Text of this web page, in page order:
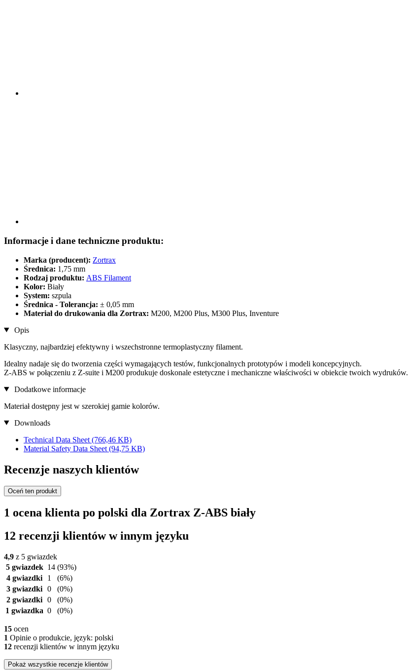
Informacje i dane techniczne produktu:
Marka (producent): Zortrax
Średnica: 1,75 mm
Rodzaj produktu: ABS Filament
Kolor: Biały
System: szpula
Średnica - Tolerancja: ± 0,05 mm
Materiał do drukowania dla Zortrax: M200, M200 Plus, M300 Plus, Inventure
Opis
Klasyczny, najbardziej efektywny i wszechstronne termoplastyczny filament.
Idealny nadaje się do tworzenia części wymagających testów, funkcjonalnych prototypów i modeli koncepcyjnych.
Z-ABS w połączeniu z Z-suite i M200 produkuje doskonale estetyczne i mechaniczne właściwości w obiekcie twoich wydruków.
Dodatkowe informacje
Materiał dostępny jest w szerokiej gamie kolorów.
Downloads
Technical Data Sheet (766,46 KB)
Material Safety Data Sheet (94,75 KB)
Recenzje naszych klientów
Oceń ten produkt
1 ocena klienta po polski dla Zortrax Z-ABS biały
12 recenzji klientów w innym języku
4,9 z 5 gwiazdek
5 gwiazdek 14 (93%)
4 gwiazdki
1
(6%)
3 gwiazdki 0
(0%)
2 gwiazdki 0
(0%)
1 gwiazdka 0 (0%)
15 ocen
1 Opinie o produkcie, język: polski
12 recenzji klientów w innym języku
Pokaż wszystkie recenzje klientów